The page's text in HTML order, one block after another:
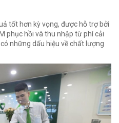
tốt hơn kỳ vọng, được hỗ trợ bởi
phục hồi và thu nhập từ phí cải
những dấu hiệu về chất lượng